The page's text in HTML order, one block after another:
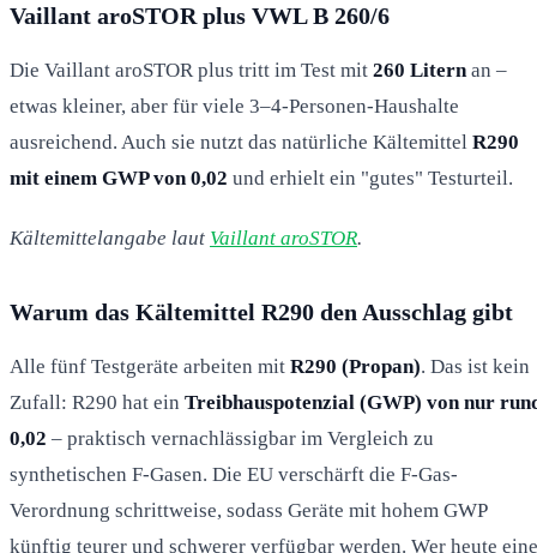
Vaillant aroSTOR plus VWL B 260/6
Die Vaillant aroSTOR plus tritt im Test mit 260 Litern an –
etwas kleiner, aber für viele 3–4-Personen-Haushalte
ausreichend. Auch sie nutzt das natürliche Kältemittel R290
mit einem GWP von 0,02 und erhielt ein "gutes" Testurteil.
Kältemittelangabe laut Vaillant aroSTOR.
Warum das Kältemittel R290 den Ausschlag gibt
Alle fünf Testgeräte arbeiten mit R290 (Propan). Das ist kein
Zufall: R290 hat ein Treibhauspotenzial (GWP) von nur
0,02 – praktisch vernachlässigbar im Vergleich zu
synthetischen F-Gasen. Die EU verschärft die F-Gas-
Verordnung schrittweise, sodass Geräte mit hohem GWP
künftig teurer und schwerer verfügbar werden. Wer heute eine